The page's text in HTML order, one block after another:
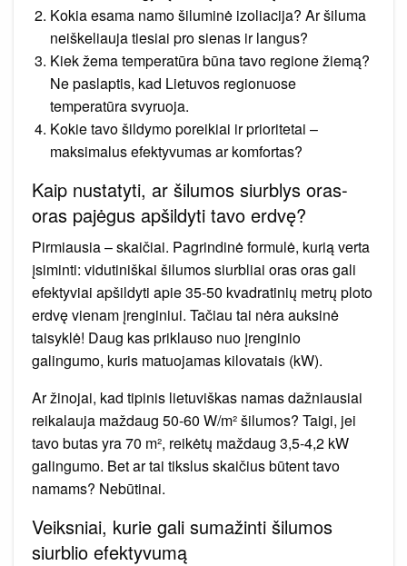
Kokia esama namo šiluminė izoliacija? Ar šiluma
neiškeliauja tiesiai pro sienas ir langus?
Kiek žema temperatūra būna tavo regione žiemą?
Ne paslaptis, kad Lietuvos regionuose
temperatūra svyruoja.
Kokie tavo šildymo poreikiai ir prioritetai –
maksimalus efektyvumas ar komfortas?
Kaip nustatyti, ar šilumos siurblys oras-
oras pajėgus apšildyti tavo erdvę?
Pirmiausia – skaičiai. Pagrindinė formulė, kurią verta
įsiminti: vidutiniškai šilumos siurbliai oras oras gali
efektyviai apšildyti apie 35-50 kvadratinių metrų ploto
erdvę vienam įrenginiui. Tačiau tai nėra auksinė
taisyklė! Daug kas priklauso nuo įrenginio
galingumo, kuris matuojamas kilovatais (kW).
Ar žinojai, kad tipinis lietuviškas namas dažniausiai
reikalauja maždaug 50-60 W/m² šilumos? Taigi, jei
tavo butas yra 70 m², reikėtų maždaug 3,5-4,2 kW
galingumo. Bet ar tai tikslus skaičius būtent tavo
namams? Nebūtinai.
Veiksniai, kurie gali sumažinti šilumos
siurblio efektyvumą